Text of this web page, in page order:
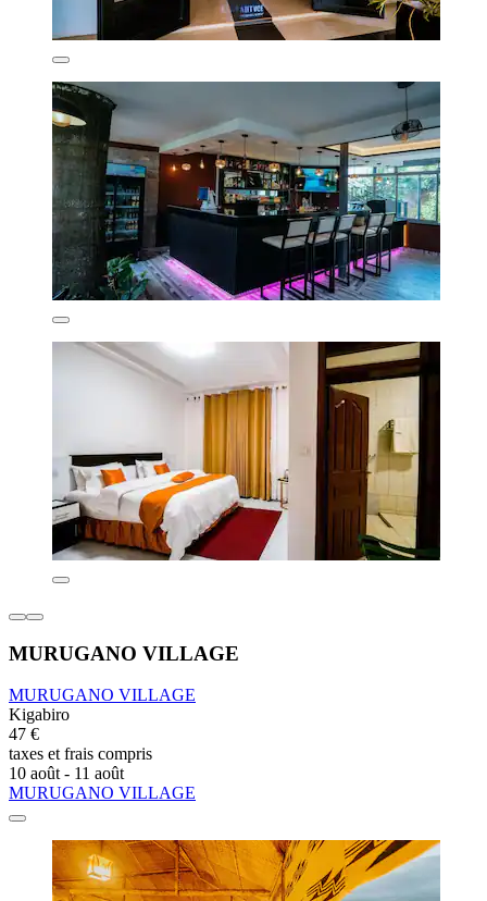
MURUGANO VILLAGE
MURUGANO VILLAGE
Kigabiro
47 €
taxes et frais compris
10 août - 11 août
MURUGANO VILLAGE